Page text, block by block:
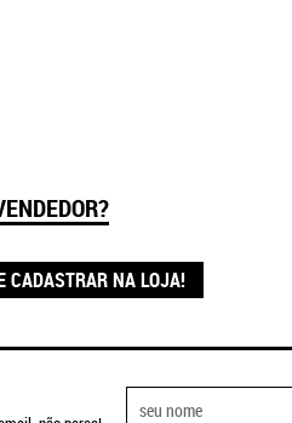
CADASTRAR NA LOJA!